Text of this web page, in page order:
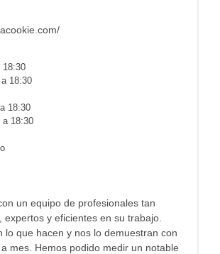
18:30
18:30
18:30
18:30
un equipo de profesionales tan
expertos y eficientes en su trabajo.
lo que hacen y nos lo demuestran con
mes. Hemos podido medir un notable